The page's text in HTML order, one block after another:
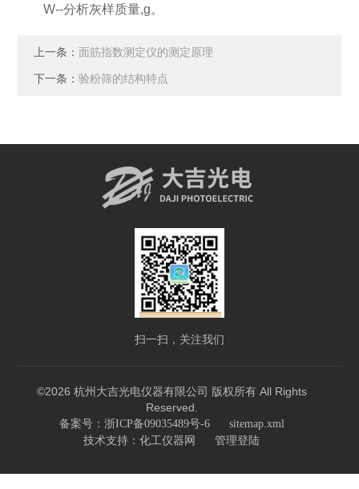
W--分析灰样质量,g。
上一条：面筋指数测定仪的测定原理
下一条：验粉筛的结构特点
扫一扫，关注我们
©2026 杭州大吉光电仪器有限公司 版权所有 All Rights
Reserved.
备案号：浙ICP备09035489号-6 sitemap.xml
技术支持： 化工仪器网 管理登陆